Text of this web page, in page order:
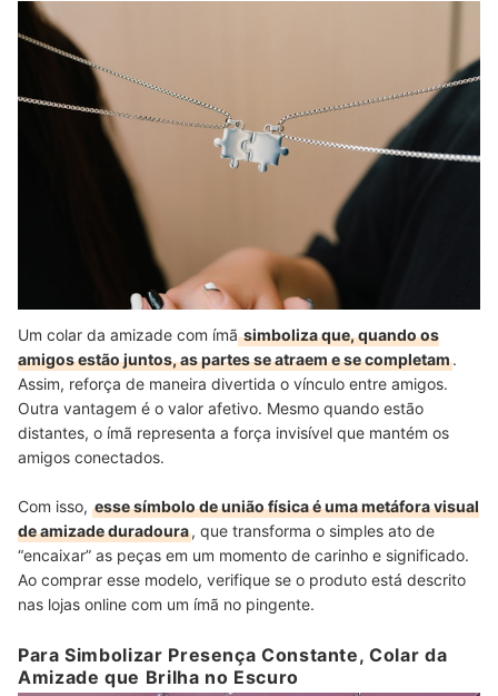
Um colar da amizade com ímãsimboliza que, quando os
amigos estão juntos, as partes se atraem e se completam.
Assim, reforça de maneira divertida o vínculo entre amigos.
Outra vantagem é o valor afetivo. Mesmo quando estão
distantes, o ímã representa a força invisível que mantém os
amigos conectados.
Com isso, esse símbolo de união física é uma metáfora visual
de amizade duradoura, que transforma o simples ato de
“encaixar” as peças em um momento de carinho e significado.
Ao comprar esse modelo, verifique se o produto está descrito
nas lojas online com um ímã no pingente.
Para Simbolizar Presença Constante, Colar da
Amizade que Brilha no Escuro